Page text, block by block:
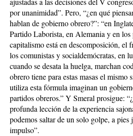
por unanimidad”. Pero, “¿en qué
hablan de gobierno obrero?”: “en
Partido Laborista, en Alemania y en los
capitalismo está en descomposición, el
los comunistas y socialdemócratas, en
cuando se desata la huelga, marchan
obrero tiene para estas masas el mismo
utiliza esta fórmula imaginan un
partidos obreros.” Y Smeral prosigue:
profunda lección de la experiencia
podemos saltar de un solo golpe, a
impulso”.